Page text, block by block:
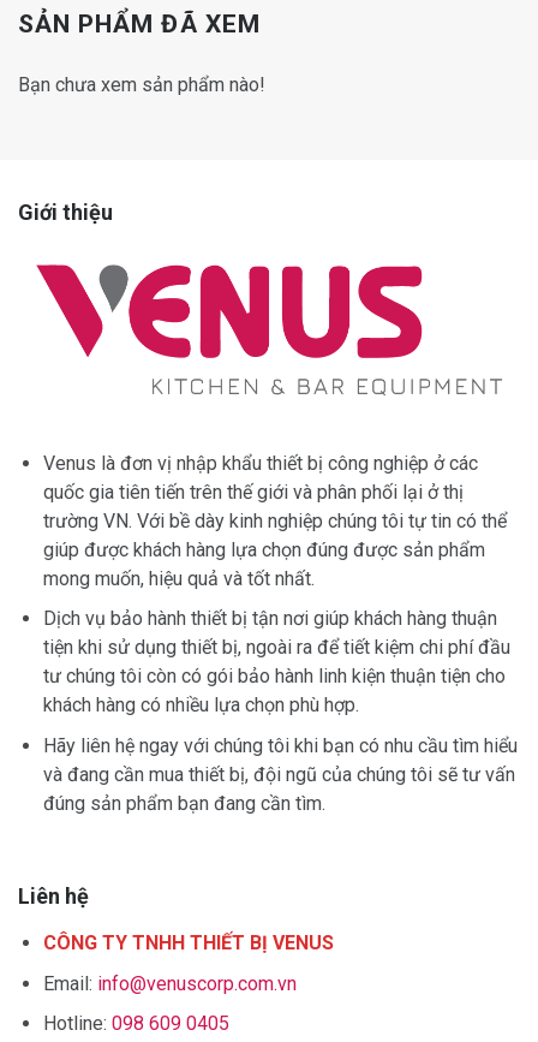
SẢN PHẨM ĐÃ XEM
Bạn chưa xem sản phẩm nào!
Giới thiệu
Venus là đơn vị nhập khẩu thiết bị công nghiệp ở các
quốc gia tiên tiến trên thế giới và phân phối lại ở thị
trường VN. Với bề dày kinh nghiệp chúng tôi tự tin có thể
giúp được khách hàng lựa chọn đúng được sản phẩm
mong muốn, hiệu quả và tốt nhất.
Dịch vụ bảo hành thiết bị tận nơi giúp khách hàng thuận
tiện khi sử dụng thiết bị, ngoài ra để tiết kiệm chi phí đầu
tư chúng tôi còn có gói bảo hành linh kiện thuận tiện cho
khách hàng có nhiều lựa chọn phù hợp.
Hãy liên hệ ngay với chúng tôi khi bạn có nhu cầu tìm hiểu
và đang cần mua thiết bị, đội ngũ của chúng tôi sẽ tư vấn
đúng sản phẩm bạn đang cần tìm.
Liên hệ
CÔNG TY TNHH THIẾT BỊ VENUS
Email: info@venuscorp.com.vn
Hotline: 098 609 0405